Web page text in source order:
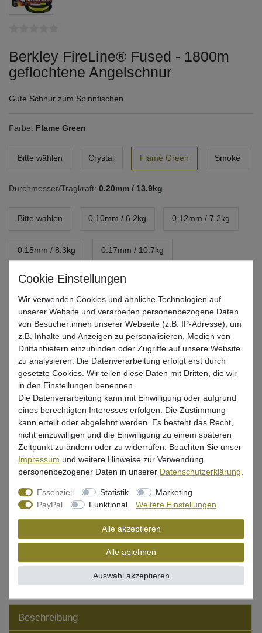
Berkley FireLine® Fused - 1800m
geflochtene Angelschnur
Gute Schnur zum Spinnfischen
Farbe: Flame Green
Bitte wählen Crystal Flame Green Smoke
Durchmesser/Tragkraft: 0.20mm / 13.9kg
Bitte wählen 0.10mm / 6.2kg 0.12mm / 7.2kg
0.15mm / 8.3kg 0.17mm / 10.7kg
0.20mm / 13.9kg 0.25mm / 18.4kg
0.32mm / 24.6kg 0.39mm / 29.1kg
UVP 199,99 €
167,37 EUR*
Inhalt1800Meter
Grundpreis0,09 € / Meter
* inkl. ges. MwSt. zzgl.Versandkosten
Lieferzeit 1-3 Tage (Deutschland); 3-7 Tage (Ausland)
Informationen zur Berechnung des Liefertermins hier
Beschreibung
Wir verwenden Cookies und ähnliche Technologien auf
unserer Website und verarbeiten personenbezogene Daten
von Besucher:innen unserer Webseite (z.B. IP-Adresse), um
z.B. Inhalte und Anzeigen zu personalisieren, Medien von
Drittanbietern einzubinden oder Zugriffe auf unsere Website
zu analysieren. Die Datenverarbeitung erfolgt erst durch
gesetzte Cookies. Wir teilen diese Daten mit Dritten, die wir
in den Einstellungen benennen.
Die Datenverarbeitung kann mit Einwilligung oder aufgrund
eines berechtigten Interesses erfolgen. Die Zustimmung
kann erteilt oder abgelehnt werden. Es besteht das Recht,
nicht einzuwilligen und die Einwilligung zu einem späteren
Zeitpunkt zu ändern oder zu widerrufen. Beachten Sie unser
Impressum und weitere Hinweise zur Verwendung
personenbezogener Daten in unserer Daten­schutz­erklärung
Essenziell Statistik
Marketing
PayPal
Funktional Weitere Einstellungen
Alle akzeptieren
Alle ablehnen
Auswahl akzeptieren